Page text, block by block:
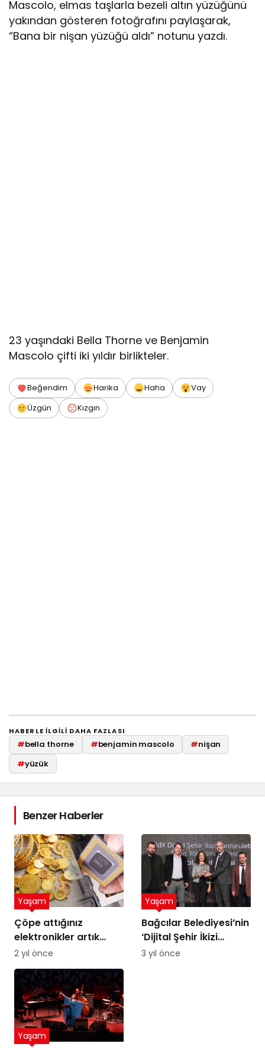
Mascolo, elmas taşlarla bezeli altın yüzüğünü
yakından gösteren fotoğrafını paylaşarak,
“Bana bir nişan yüzüğü aldı” notunu yazdı.
23 yaşındaki Bella Thorne ve Benjamin
Mascolo çifti iki yıldır birlikteler.
Beğendim Harika Haha
Vay
Üzgün
Kızgın
HABERLE ILGILI DAHA FAZLASI
#bella thorne #benjamin mascolo #nişan
#yüzük
Benzer Haberler
Çöpe attığınız
elektronikler artık
altına dönüşebilir!
Üstelik peynir altı
suyuyla
Yaşam
2 yıl önce
Bağcılar Belediyesi’nin
‘Dijital Şehir İkizi
Sürdürülebilir Şehir
Yaşam
3 yıl önce
Yaşam